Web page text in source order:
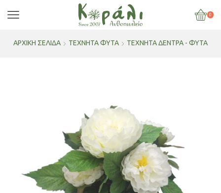
0
ΑΡΧΙΚΉ ΣΕΛΊΔΑ ΤΕΧΝΗΤΑ ΦΥΤΑ ΤΕΧΝΗΤΆ ΔΈΝΤΡΑ - ΦΥΤΆ